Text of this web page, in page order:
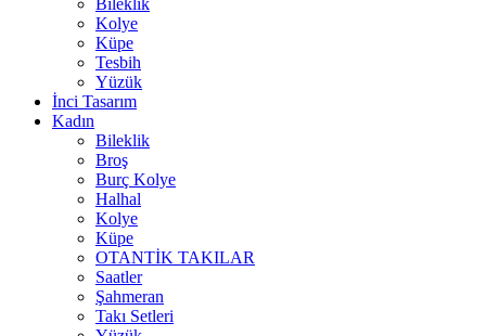
Bileklik
Kolye
Küpe
Tesbih
Yüzük
İnci Tasarım
Kadın
Bileklik
Broş
Burç Kolye
Halhal
Kolye
Küpe
OTANTİK TAKILAR
Saatler
Şahmeran
Takı Setleri